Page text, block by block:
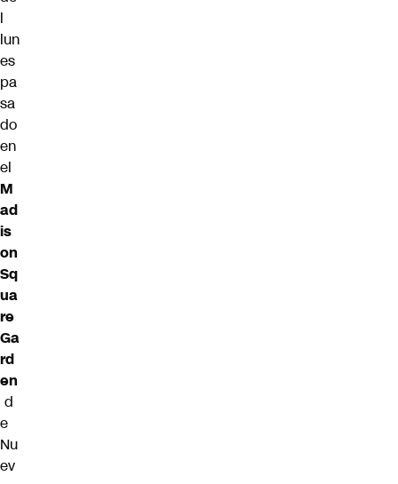
l
lun
es
pa
sa
do
en
el
M
ad
is
on
Sq
ua
re
Ga
rd
en
d
e
Nu
ev